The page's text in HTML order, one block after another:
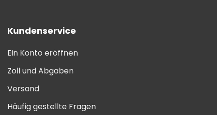
Kundenservice
Ein Konto eröffnen
Zoll und Abgaben
Versand
Häufig gestellte Fragen